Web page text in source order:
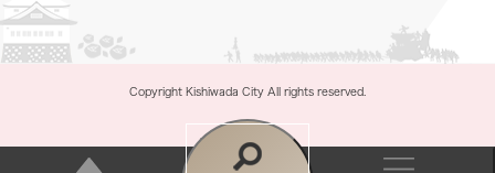
Copyright Kishiwada City All rights reserved.